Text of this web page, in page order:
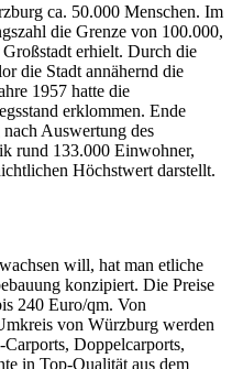
ca. 50.000 Menschen. Im
die Grenze von 100.000,
erhielt. Durch die
die Stadt annähernd die
1957 hatte die
erklommen. Ende
Auswertung des
rund 133.000 Einwohner,
Höchstwert darstellt.
will, hat man etliche
konzipiert. Die Preise
240 Euro/qm. Von
von Würzburg werden
Doppelcarports,
in Top-Qualität aus dem